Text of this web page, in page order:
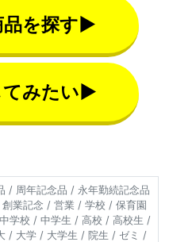
品を探す▶
てみたい▶
/ 周年記念品 / 永年勤続記念品
業記念 / 営業 / 学校 / 保育園
学校 / 中学生 / 高校 / 高校生 /
/ 大学 / 大学生 / 院生 / ゼミ /